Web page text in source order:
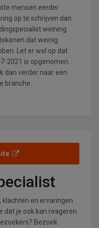
mensen eerder
op te schrijven dan
weining
dat weinig
Let er wel op dat
2021 is opgenomen.
dan verder naar een
branche.
klachten en ervaringen
dat je ook kan reageren
Bezoek